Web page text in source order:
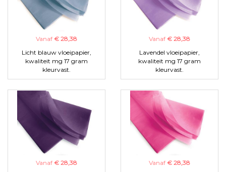
Vanaf € 28,38
Licht blauw vloeipapier,
kwaliteit mg 17 gram
kleurvast.
Vanaf € 28,38
Lavendel vloeipapier,
kwaliteit mg 17 gram
kleurvast.
Vanaf € 28,38
Vanaf € 28,38